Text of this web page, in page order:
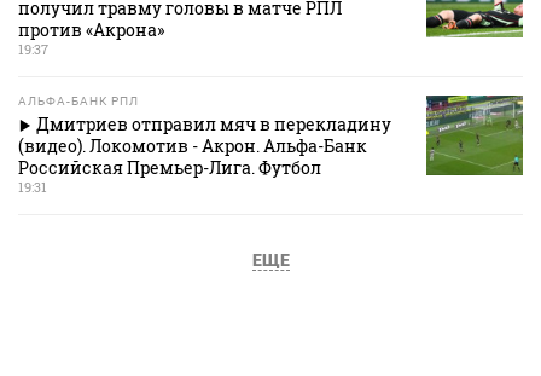
получил травму головы в матче РПЛ
против «Акрона»
19:37
АЛЬФА-БАНК РПЛ
Дмитриев отправил мяч в перекладину
(видео). Локомотив - Акрон. Альфа-Банк
Российская Премьер-Лига. Футбол
19:31
ЕЩЕ